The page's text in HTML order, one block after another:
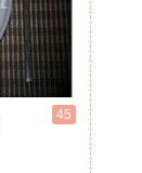
45